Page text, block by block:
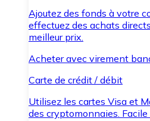
Ajoutez des fonds à votre
effectuez des achats
meilleur prix.
Acheter avec virement
Carte de crédit / débit
Utilisez les cartes Visa et
des cryptomonnaies. Facile